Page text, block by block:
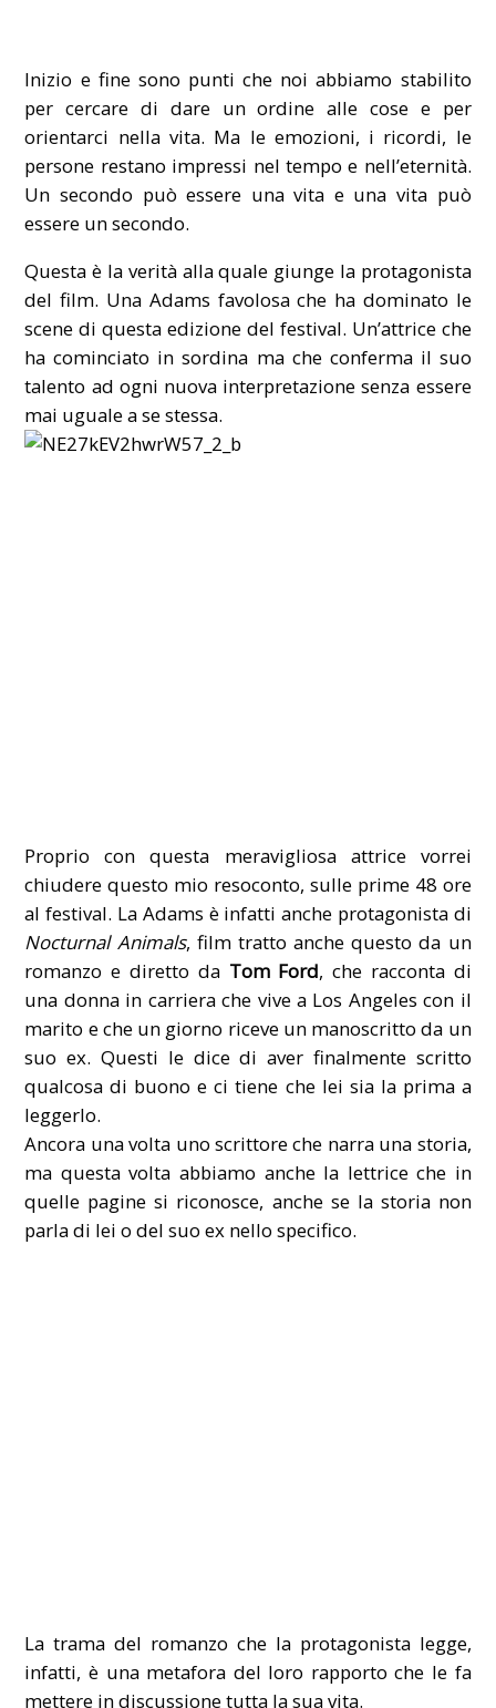
Inizio e fine sono punti che noi abbiamo stabilito
per cercare di dare un ordine alle cose e per
orientarci nella vita. Ma le emozioni, i ricordi, le
persone restano impressi nel tempo e nell’eternità.
Un secondo può essere una vita e una vita può
essere un secondo.
Questa è la verità alla quale giunge la protagonista
del film. Una Adams favolosa che ha dominato le
scene di questa edizione del festival. Un’attrice che
ha cominciato in sordina ma che conferma il suo
talento ad ogni nuova interpretazione senza essere
mai uguale a se stessa.
Proprio con questa meravigliosa attrice vorrei
chiudere questo mio resoconto, sulle prime 48 ore
al festival. La Adams è infatti anche protagonista di
Nocturnal Animals, film tratto anche questo da un
romanzo e diretto da Tom Ford, che racconta di
una donna in carriera che vive a Los Angeles con il
marito e che un giorno riceve un manoscritto da un
suo ex. Questi le dice di aver finalmente scritto
qualcosa di buono e ci tiene che lei sia la prima a
leggerlo.
Ancora una volta uno scrittore che narra una storia,
ma questa volta abbiamo anche la lettrice che in
quelle pagine si riconosce, anche se la storia non
parla di lei o del suo ex nello specifico.
La trama del romanzo che la protagonista legge,
infatti, è una metafora del loro rapporto che le fa
mettere in discussione tutta la sua vita.